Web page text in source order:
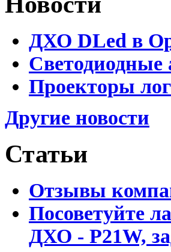
ДХО DLed в
Светодиодные
Проекторы
Другие новости
Статьи
Отзывы
Посоветуйте
ДХО - P21W,